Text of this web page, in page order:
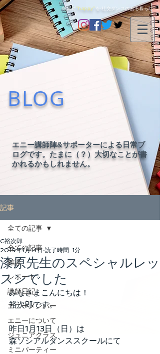
毎日に"happy" を-社交ダンスのある暮らし-
BLOG
エニー講師陣&サポーターによる日常ブ
ログです。たまに（？）大切なことが書
かれるかもしれません。
記事
全ての記事
雑談
レポート
講師日記
エニーメンバー
エニーについて
ジュニアクラス
ミニパーティー
全ての記事
漆原先生のスペシャルレッ
スンでした
C裕次郎
2019年1月14日 読了時間: 1分
みなさまこんにちは！
裕次郎です。
昨日1月13日（日）は
森ソシアルダンススクールにて